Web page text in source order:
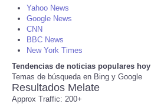
RobinsPost Store
Refund Policy
Yahoo News
Google News
CNN
BBC News
New York Times
Tendencias de noticias populares hoy
Temas de búsqueda en Bing y Google
Resultados Melate
Approx Traffic: 200+